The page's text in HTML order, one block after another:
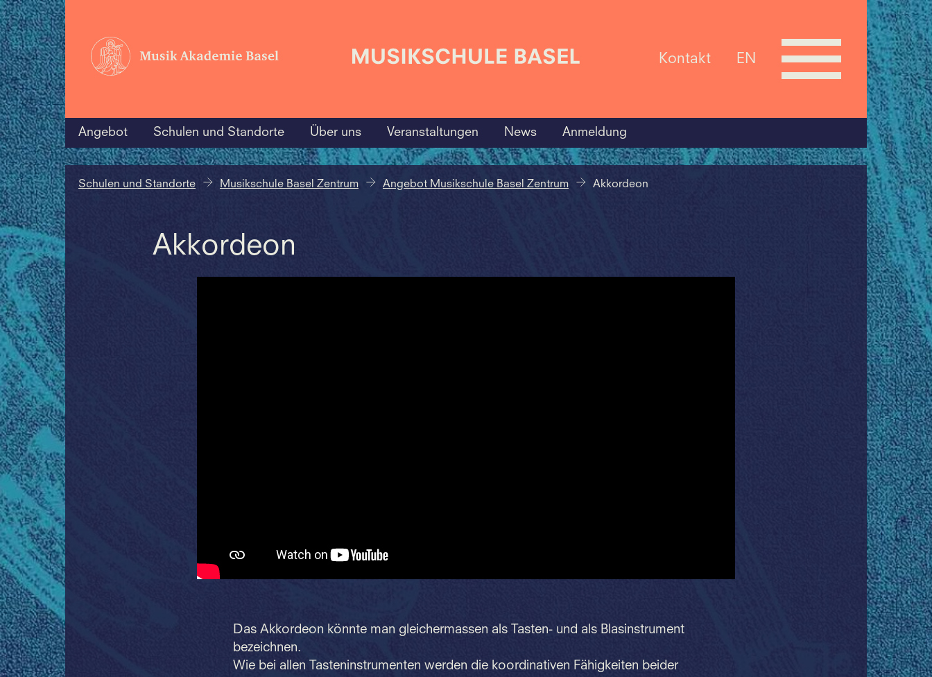
Kontakt EN
Angebot Schulen und Standorte Über uns Veranstaltungen News Anmeldung
Schulen und Standorte Musikschule Basel Zentrum Angebot Musikschule Basel Zentrum Akkordeon
Akkordeon
Das Akkordeon könnte man gleichermassen als Tasten- und als Blasinstrument
bezeichnen.
Wie bei allen Tasteninstrumenten werden die koordinativen Fähigkeiten beider